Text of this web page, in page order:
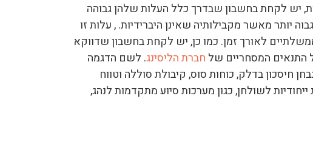
יש לקחת בחשבון שבדרך כלל העלות שלהן גבוהה
יותר מאשר מקבילותיה שאינן היברידיות. , עלות זו
לאורך זמן. כמו כן, יש לקחת בחשבון שדווקא
התנאים המסחריים של חברת הליסינג. לשם הדגמה
חיסכון בדלק, כוחות סוס, קיבולת סוללה וטווח
לשולחן, כגון מערכות סיוע מתקדמות לנהג,